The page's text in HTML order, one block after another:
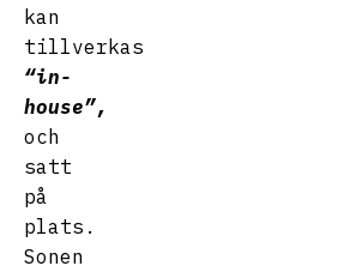
kan
tillverkas
“in-
house”,
och
satt
på
plats.
Sonen